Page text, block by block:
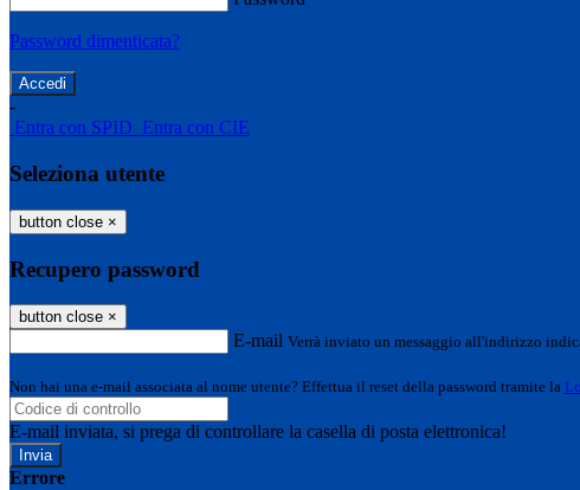
Password dimenticata?
-
Entra con SPID Entra con CIE
Seleziona utente
button close ×
Recupero password
button close ×
E-mail Verrà inviato un messaggio all'indirizzo
Non hai una e-mail associata al nome utente? Effettua il reset della password tramite la
E-mail inviata, si prega di controllare la casella di posta elettronica!
Errore